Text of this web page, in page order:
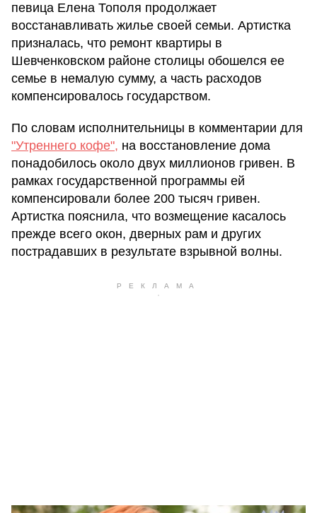
певица Елена Тополя продолжает
восстанавливать жилье своей семьи. Артистка
призналась, что ремонт квартиры в
Шевченковском районе столицы обошелся ее
семье в немалую сумму, а часть расходов
компенсировалось государством.
По словам исполнительницы в комментарии для
"Утреннего кофе", на восстановление дома
понадобилось около двух миллионов гривен. В
рамках государственной программы ей
компенсировали более 200 тысяч гривен.
Артистка пояснила, что возмещение касалось
прежде всего окон, дверных рам и других
пострадавших в результате взрывной волны.